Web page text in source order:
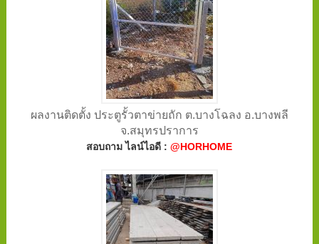
ผลงานติดตั้ง ประตูรั้วตาข่ายถัก ต.บางโฉลง อ.บางพลี
จ.สมุทรปราการ
สอบถาม ไลน์ไอดี :@HORHOME